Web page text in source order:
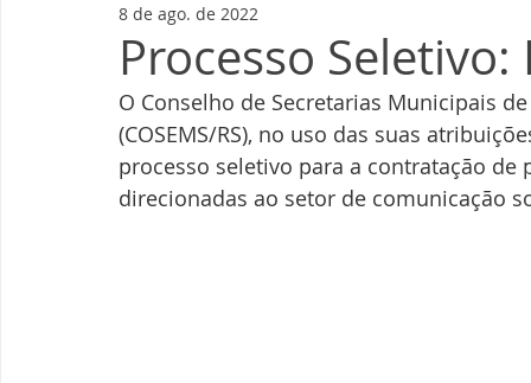
Processo
8 de ago. de 2022
O Conselho de Secretarias Municipais
(COSEMS/RS), no uso das suas
processo seletivo para a contratação
direcionadas ao setor de comunicação